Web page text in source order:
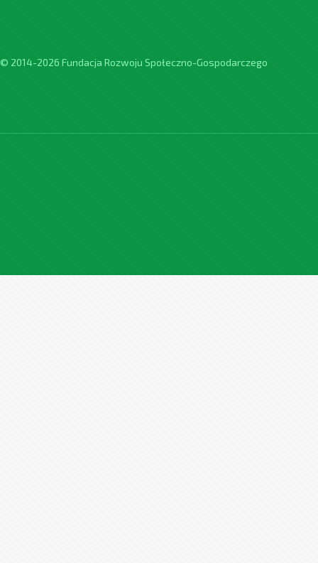
© 2014-2026 Fundacja Rozwoju Społeczno-Gospodarczego